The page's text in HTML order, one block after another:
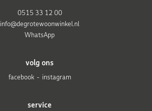
service
volg ons
facebook
instagram
0515 33 12 00
info@degrotewoonwinkel.nl
WhatsApp